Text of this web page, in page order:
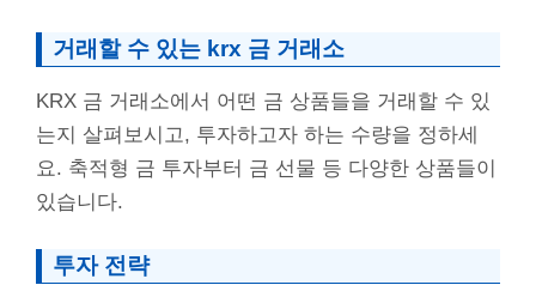
거래할 수 있는 krx 금 거래소
KRX 금 거래소에서 어떤 금 상품들을 거래할 수 있
는지 살펴보시고, 투자하고자 하는 수량을 정하세
요. 축적형 금 투자부터 금 선물 등 다양한 상품들이
있습니다.
투자 전략